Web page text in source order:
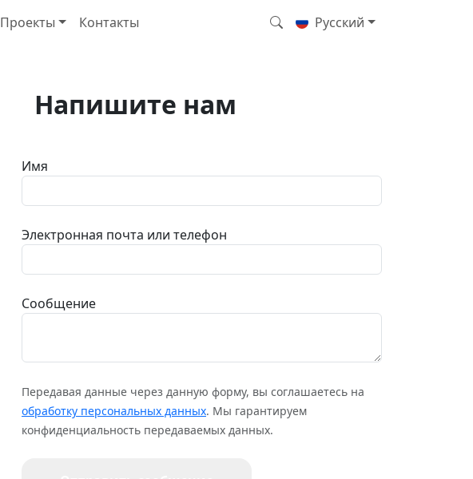
Проекты Контакты Русский
Напишите нам
Имя
Электронная почта или телефон
Сообщение
Передавая данные через данную форму, вы соглашаетесь на
обработку персональных данных. Мы гарантируем
конфиденциальность передаваемых данных.